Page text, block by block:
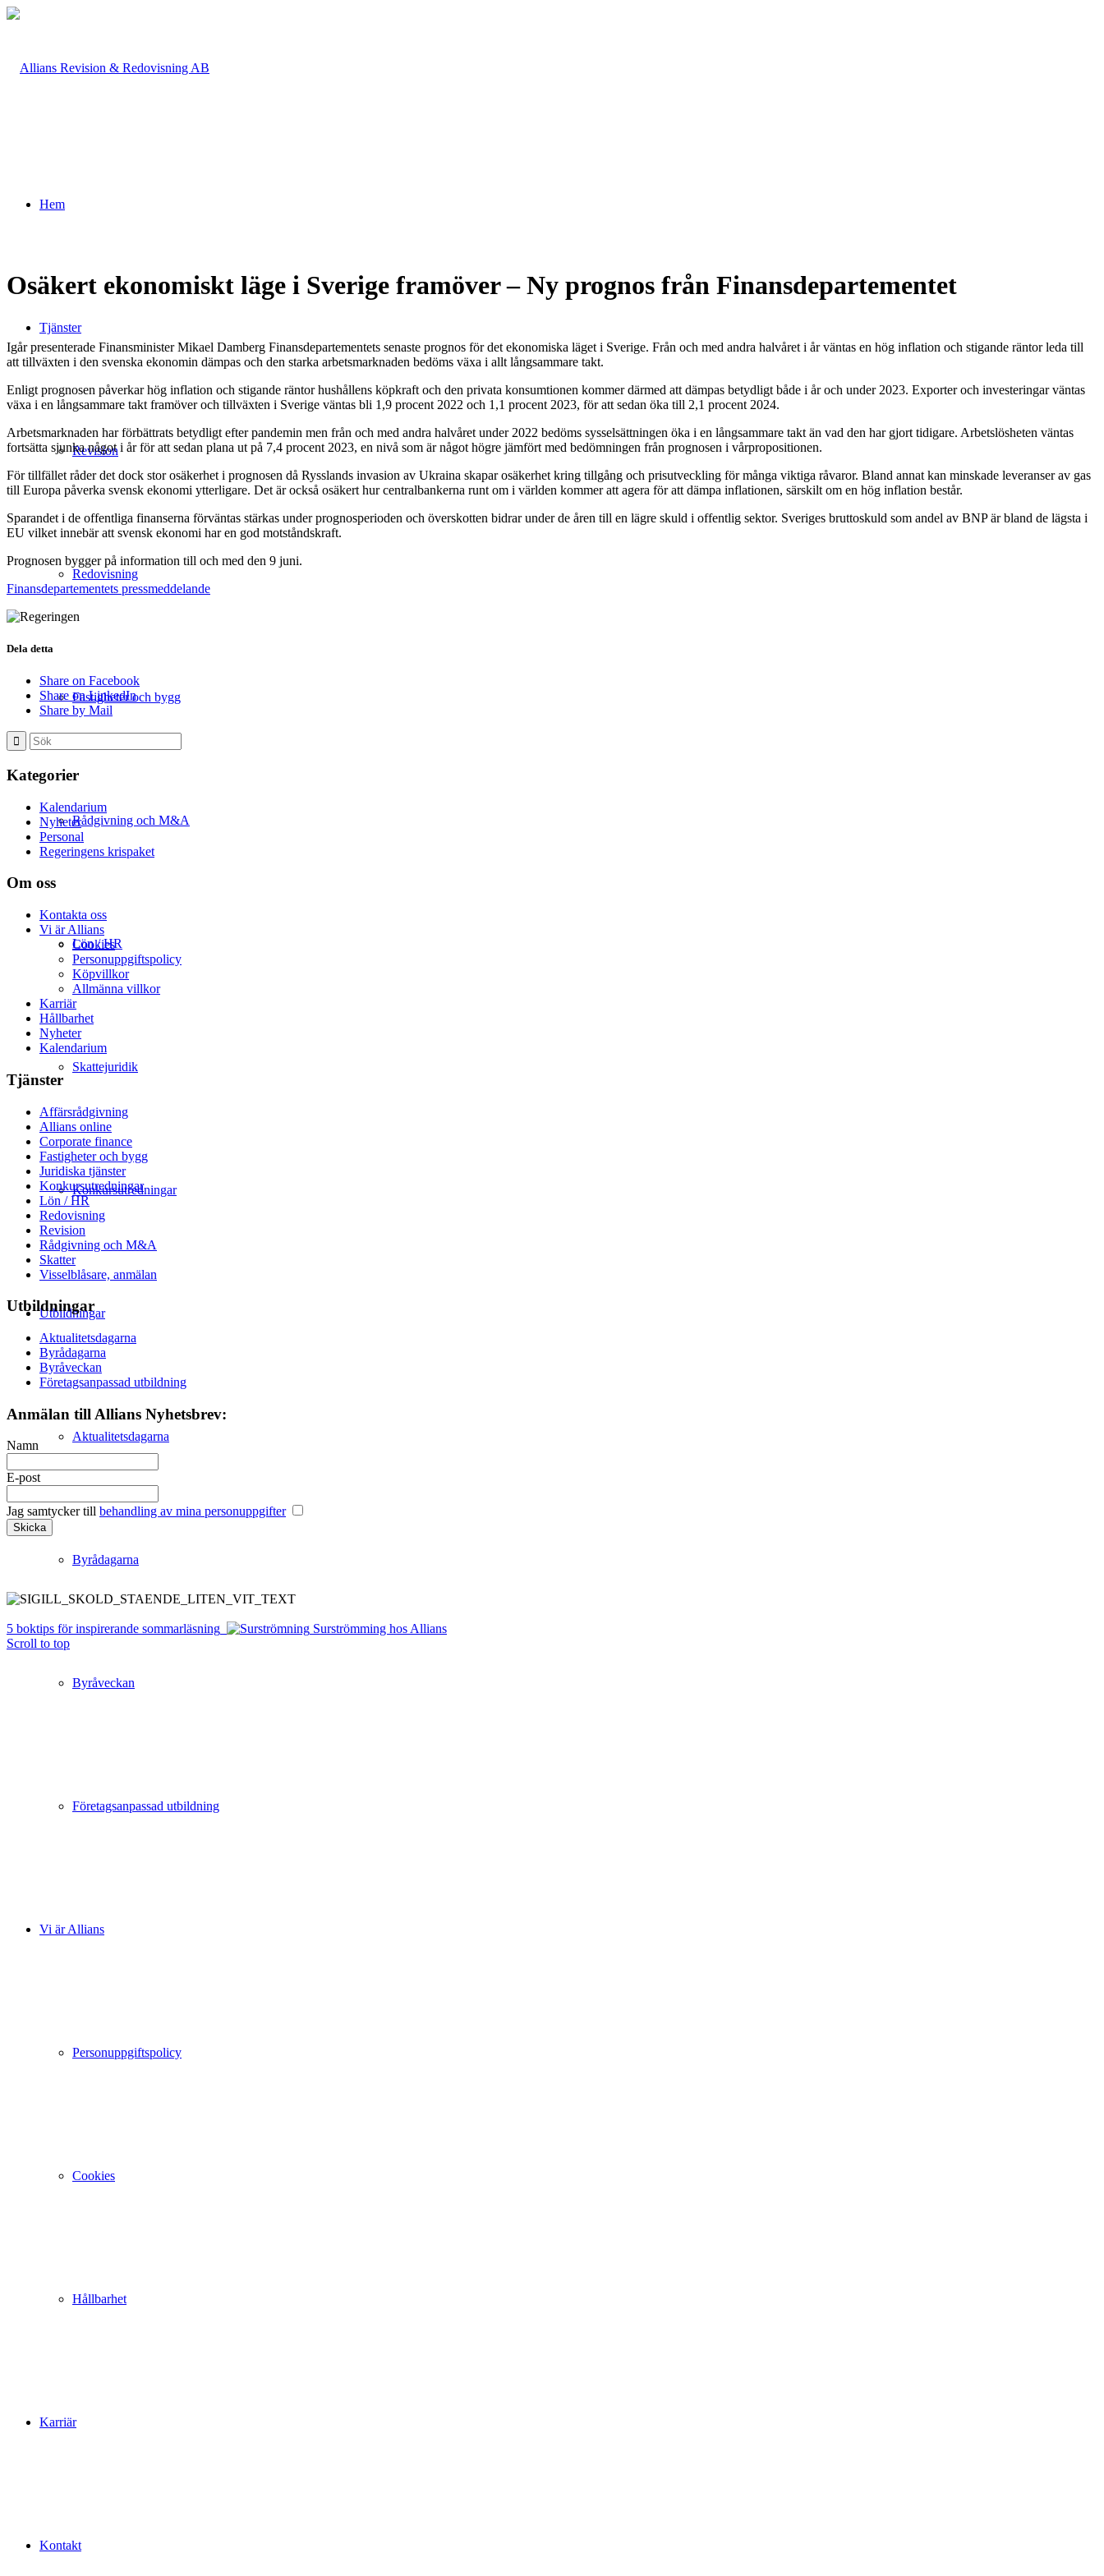
Hem
Tjänster
Revision
Redovisning
Fastigheter och bygg
Rådgivning och M&A
Lön / HR
Skattejuridik
Konkursutredningar
Utbildningar
Aktualitetsdagarna
Byrådagarna
Byråveckan
Företagsanpassad utbildning
Vi är Allians
Personuppgiftspolicy
Cookies
Hållbarhet
Karriär
Kontakt
Osäkert ekonomiskt läge i Sverige framöver – Ny prognos från Finansdepartementet
Igår presenterade Finansminister Mikael Damberg Finansdepartementets senaste prognos för det ekonomiska läget i Sverige. Från och med andra halvåret i år väntas en hög inflation och stigande räntor leda till
att tillväxten i den svenska ekonomin dämpas och den starka arbetsmarknaden bedöms växa i allt långsammare takt.
Enligt prognosen påverkar hög inflation och stigande räntor hushållens köpkraft och den privata konsumtionen kommer därmed att dämpas betydligt både i år och under 2023. Exporter och investeringar väntas
växa i en långsammare takt framöver och tillväxten i Sverige väntas bli 1,9 procent 2022 och 1,1 procent 2023, för att sedan öka till 2,1 procent 2024.
Arbetsmarknaden har förbättrats betydligt efter pandemin men från och med andra halvåret under 2022 bedöms sysselsättningen öka i en långsammare takt än vad den har gjort tidigare. Arbetslösheten väntas
fortsätta sjunka något i år för att sedan plana ut på 7,4 procent 2023, en nivå som är något högre jämfört med bedömningen från prognosen i vårpropositionen.
För tillfället råder det dock stor osäkerhet i prognosen då Rysslands invasion av Ukraina skapar osäkerhet kring tillgång och prisutveckling för många viktiga råvaror. Bland annat kan minskade leveranser av gas
till Europa påverka svensk ekonomi ytterligare. Det är också osäkert hur centralbankerna runt om i världen kommer att agera för att dämpa inflationen, särskilt om en hög inflation består.
Sparandet i de offentliga finanserna förväntas stärkas under prognosperioden och överskotten bidrar under de åren till en lägre skuld i offentlig sektor. Sveriges bruttoskuld som andel av BNP är bland de lägsta i
EU vilket innebär att svensk ekonomi har en god motståndskraft.
Prognosen bygger på information till och med den 9 juni.
Finansdepartementets pressmeddelande
Dela detta
Share on Facebook
Share on LinkedIn
Share by Mail
Kategorier
Kalendarium
Nyheter
Personal
Regeringens krispaket
Om oss
Kontakta oss
Vi är Allians
Cookies
Personuppgiftspolicy
Köpvillkor
Allmänna villkor
Karriär
Hållbarhet
Nyheter
Kalendarium
Tjänster
Affärsrådgivning
Allians online
Corporate finance
Fastigheter och bygg
Juridiska tjänster
Konkursutredningar
Lön / HR
Redovisning
Revision
Rådgivning och M&A
Skatter
Visselblåsare, anmälan
Utbildningar
Aktualitetsdagarna
Byrådagarna
Byråveckan
Företagsanpassad utbildning
Anmälan till Allians Nyhetsbrev:
Namn
E-post
Jag samtycker till behandling av mina personuppgifter
5 boktips för inspirerande sommarläsning
Surströmming hos Allians
Scroll to top